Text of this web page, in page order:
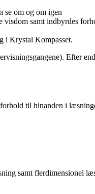
se om og om igen
visdom samt indbyrdes
i Krystal Kompasset.
Efter
til hinanden i
samt flerdimensionel